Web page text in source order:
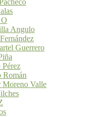
Angulo
Guerrero
Román
Moreno Valle